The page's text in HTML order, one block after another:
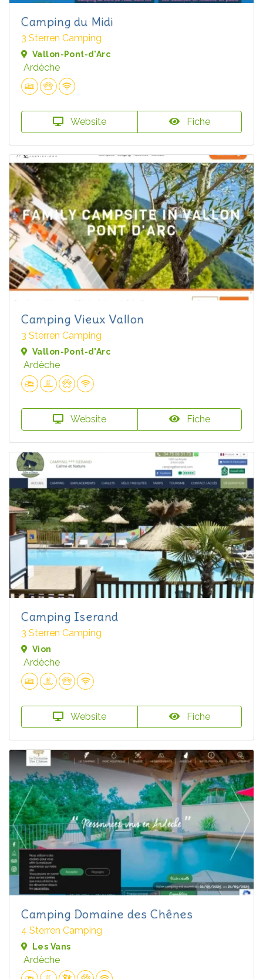
Camping du Midi
3 Sterren Camping
Vallon-Pont-d'Arc
Ardèche
Website Fiche
Camping Vieux Vallon
3 Sterren Camping
Vallon-Pont-d'Arc
Ardèche
Website Fiche
Camping Iserand
3 Sterren Camping
Vion
Ardèche
Website Fiche
Camping Domaine des Chênes
4 Sterren Camping
Les Vans
Ardèche